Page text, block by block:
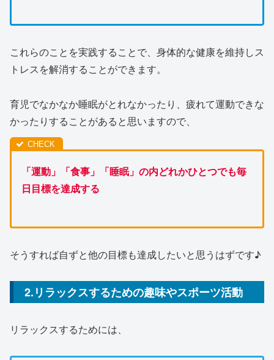
これらのことを実践することで、身体的な健康を維持しス
トレスを解消することができます。
育児でなかなか睡眠がとれなかったり、疲れて運動できな
かったりすることがあると思いますので、
「運動」「食事」「睡眠」の内どれかひとつでも毎
日目標を達成する
そうすれば自ずと他の目標も達成したいと思うはずです♪
2.リラックスするための趣味やスポーツ活動
リラックスするためには、